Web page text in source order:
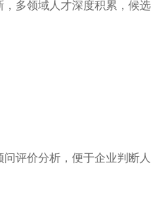
多领域人才深度积累，候选
评价分析，便于企业判断人